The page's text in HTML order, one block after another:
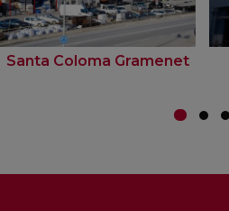
Santa Coloma Gramenet